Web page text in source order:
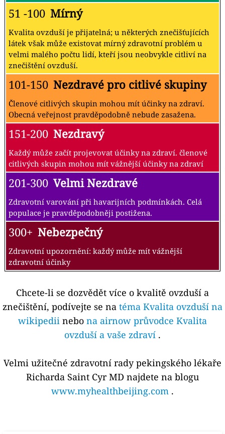
51 -100 Mírný
Kvalita ovzduší je přijatelná; u některých znečišťujících
látek však může existovat mírný zdravotní problém u
velmi malého počtu lidí, kteří jsou neobvykle citliví na
znečištění ovzduší.
101-150 Nezdravé pro citlivé skupiny
Členové citlivých skupin mohou mít účinky na zdraví.
Obecná veřejnost pravděpodobně nebude zasažena.
151-200 Nezdravý
Každý může začít projevovat účinky na zdraví. členové
citlivých skupin mohou mít vážnější účinky na zdraví
201-300 Velmi Nezdravé
Zdravotní varování při havarijních podmínkách. Celá
populace je pravděpodobněji postižena.
300+ Nebezpečný
Zdravotní upozornění: každý může mít vážnější
zdravotní účinky
Chcete-li se dozvědět více o kvalitě ovzduší a
znečištění, podívejte se na téma Kvalita ovzduší na
wikipedii nebo na airnow průvodce Kvalita
ovzduší a vaše zdraví .
Velmi užitečné zdravotní rady pekingského lékaře
Richarda Saint Cyr MD najdete na blogu
www.myhealthbeijing.com .